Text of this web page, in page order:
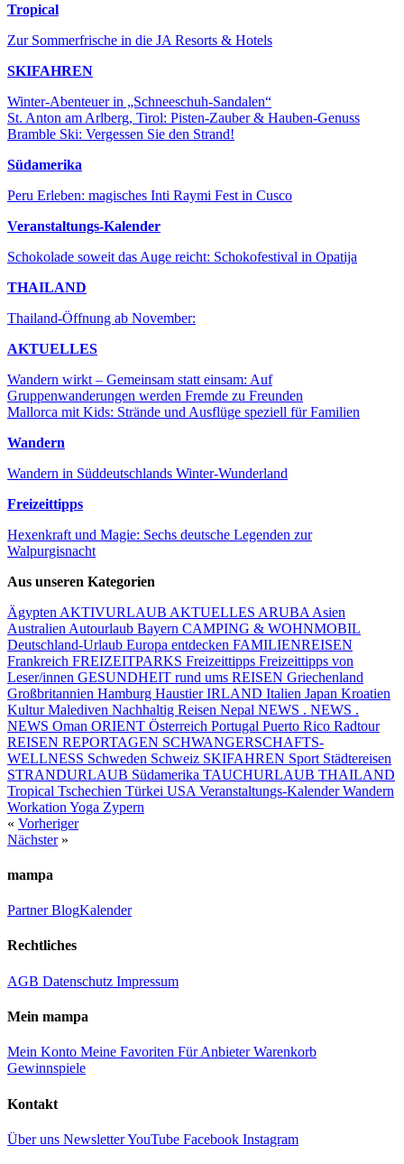
Tropical
Zur Sommerfrische in die JA Resorts & Hotels
SKIFAHREN
Winter-Abenteuer in „Schneeschuh-Sandalen“
St. Anton am Arlberg, Tirol: Pisten-Zauber & Hauben-Genuss
Bramble Ski: Vergessen Sie den Strand!
Südamerika
Peru Erleben: magisches Inti Raymi Fest in Cusco
Veranstaltungs-Kalender
Schokolade soweit das Auge reicht: Schokofestival in Opatija
THAILAND
Thailand-Öffnung ab November:
AKTUELLES
Wandern wirkt – Gemeinsam statt einsam: Auf
Gruppenwanderungen werden Fremde zu Freunden
Mallorca mit Kids: Strände und Ausflüge speziell für Familien
Wandern
Wandern in Süddeutschlands Winter-Wunderland
Freizeittipps
Hexenkraft und Magie: Sechs deutsche Legenden zur
Walpurgisnacht
Aus unseren Kategorien
Ägypten AKTIVURLAUB AKTUELLES ARUBA Asien
Australien Autourlaub Bayern CAMPING & WOHNMOBIL
Deutschland-Urlaub Europa entdecken FAMILIENREISEN
Frankreich FREIZEITPARKS Freizeittipps Freizeittipps von
Leser/innen GESUNDHEIT rund ums REISEN Griechenland
Großbritannien Hamburg HaustierIRLAND Italien Japan Kroatien
KulturMalediven Nachhaltig Reisen Nepal NEWS . NEWS .
NEWS Oman ORIENT Österreich Portugal Puerto Rico Radtour
REISEN REPORTAGEN SCHWANGERSCHAFTS-
WELLNESS Schweden Schweiz SKIFAHREN Sport Städtereisen
STRANDURLAUB Südamerika TAUCHURLAUB THAILAND
Tropical Tschechien Türkei USA Veranstaltungs-KalenderWandern
Workation Yoga Zypern
« Vorheriger
Nächster»
mampa
PartnerBlogKalender
Rechtliches
AGB Datenschutz Impressum
Mein mampa
Mein Konto Meine Favoriten Für AnbieterWarenkorb
Gewinnspiele
Kontakt
Über uns NewsletterYouTube Facebook Instagram